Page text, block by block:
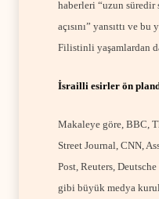
haberleri “uzun süredir
açısını” yansıttı ve
Filistinli yaşamlardan
İsrailli esirler ön
Makaleye göre, BBC,
Street Journal, CNN,
Post, Reuters,
gibi büyük medya